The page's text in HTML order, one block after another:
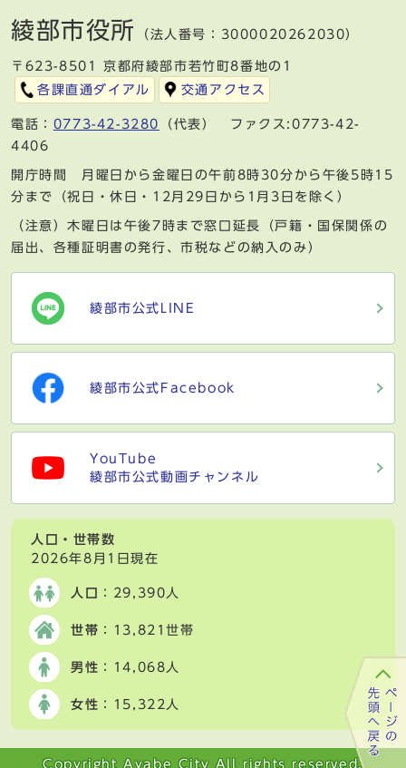
綾部市役所 （法人番号：3000020262030）
〒623-8501 京都府綾部市若竹町8番地の1
各課直通ダイアル
交通アクセス
電話： 0773-42-3280
（代表） ファクス:0773-42-
4406
開庁時間 月曜日から金曜日の午前8時30分から午後5時15
分まで（祝日・休日・12月29日から1月3日を除く）
（注意）木曜日は午後7時まで窓口延長（戸籍・国保関係の
届出、各種証明書の発行、市税などの納入のみ）
綾部市公式LINE
綾部市公式Facebook
YouTube
綾部市公式動画チャンネル
人口・世帯数
2026年8月1日現在
人口 ：29,390人
世帯 ：13,821世帯
男性 ：14,068人
女性 ：15,322人
Copyright Ayabe City All rights reserved.